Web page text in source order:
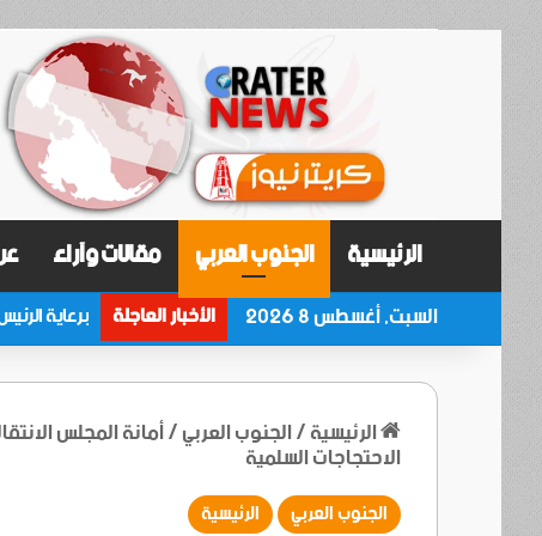
الرئيسية الجنوب العربي مقالات وآراء
السبت, أغسطس 8 2026 الأخبار العاجلة
الرئيسية/الجنوب العربي/أمانة المجلس الاحتجاجات السلمية
الجنوب العربي الرئيسية